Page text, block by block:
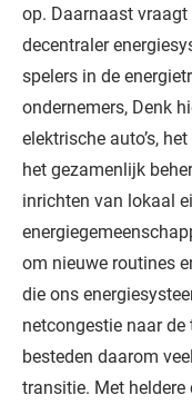
op. Daarnaast
decentraler
spelers in de
ondernemers, Denk
elektrische auto’s,
het gezamenlijk
inrichten van lokaal
om nieuwe routines
die ons
netcongestie naar
besteden daarom
transitie. Met